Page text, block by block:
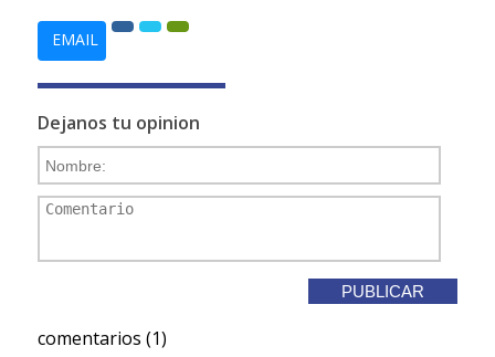
EMAIL
Dejanos tu opinion
comentarios (1)